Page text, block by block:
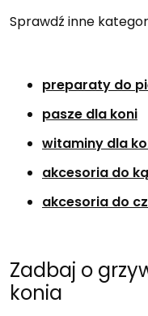
Sprawdź inne
preparaty do
pasze dla koni
witaminy dla
akcesoria do
akcesoria do
Zadbaj o
konia